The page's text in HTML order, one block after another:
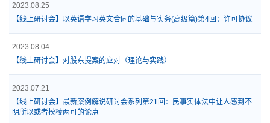
2023.08.25
【线上研讨会】以英语学习英文合同的基础与实务(高级篇)第4回：许可协议
2023.08.04
【线上研讨会】对股东提案的应对（理论与实践）
2023.07.21
【线上研讨会】最新案例解说研讨会系列第21回：民事实体法中让人感到不
明所以或者模棱两可的论点